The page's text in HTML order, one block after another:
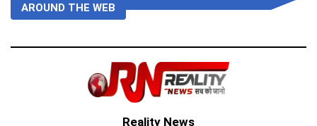
AROUND THE WEB
Reality News